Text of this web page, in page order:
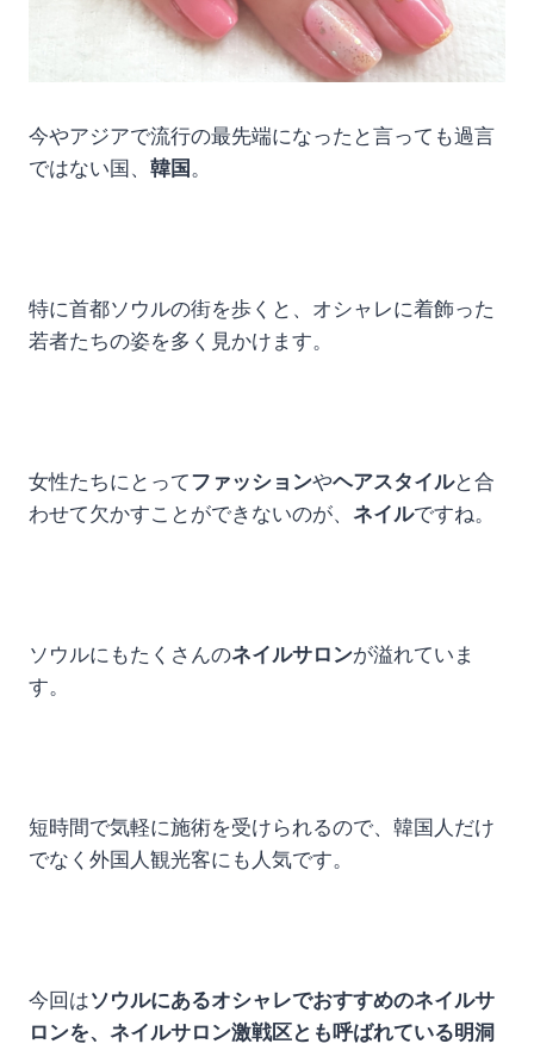
今やアジアで流行の最先端になったと言っても過言
ではない国、 韓国 。
特に首都ソウルの街を歩くと、オシャレに着飾った
若者たちの姿を多く見かけます。
女性たちにとってファッションやヘアスタイルと合
わせて欠かすことができないのが、 ネイルですね。
ソウルにもたくさんのネイルサロンが溢れていま
す。
短時間で気軽に施術を受けられるので、韓国人だけ
でなく外国人観光客にも人気です。
今回はソウルにあるオシャレでおすすめのネイルサ
ロンを、ネイルサロン激戦区とも呼ばれている明洞